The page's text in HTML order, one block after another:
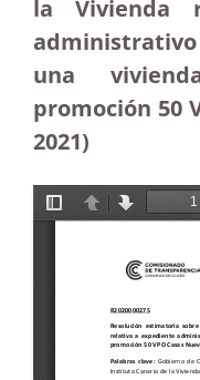
la Vivienda
una
promoción 50
2021)